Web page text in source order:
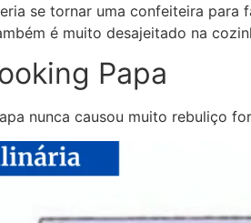
se tornar uma confeiteira para
é muito desajeitado na
Papa
nunca causou muito rebuliço